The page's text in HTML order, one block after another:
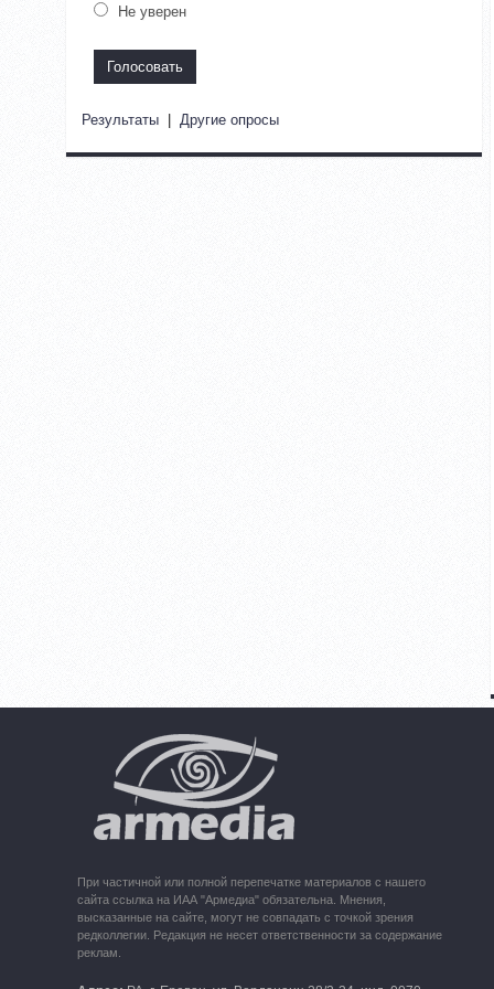
Не уверен
Результаты | Другие опросы
При частичной или полной перепечатке материалов с нашего
сайта ссылка на ИАА "Армедиа" обязательна. Мнения,
высказанные на сайте, могут не совпадать с точкой зрения
редколлегии. Редакция не несет ответственности за содержание
реклам.